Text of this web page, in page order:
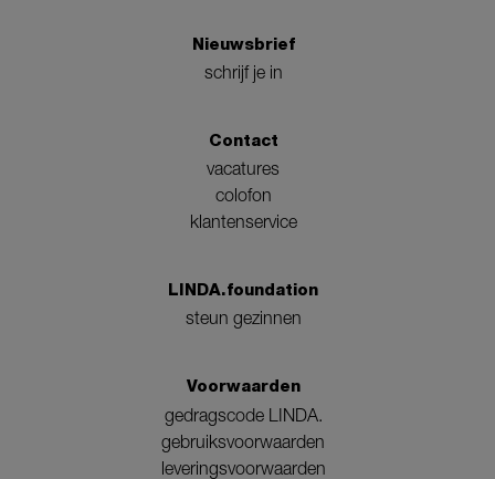
Nieuwsbrief
schrijf je in
Contact
vacatures
colofon
klantenservice
LINDA.foundation
steun gezinnen
Voorwaarden
gedragscode LINDA.
gebruiksvoorwaarden
leveringsvoorwaarden